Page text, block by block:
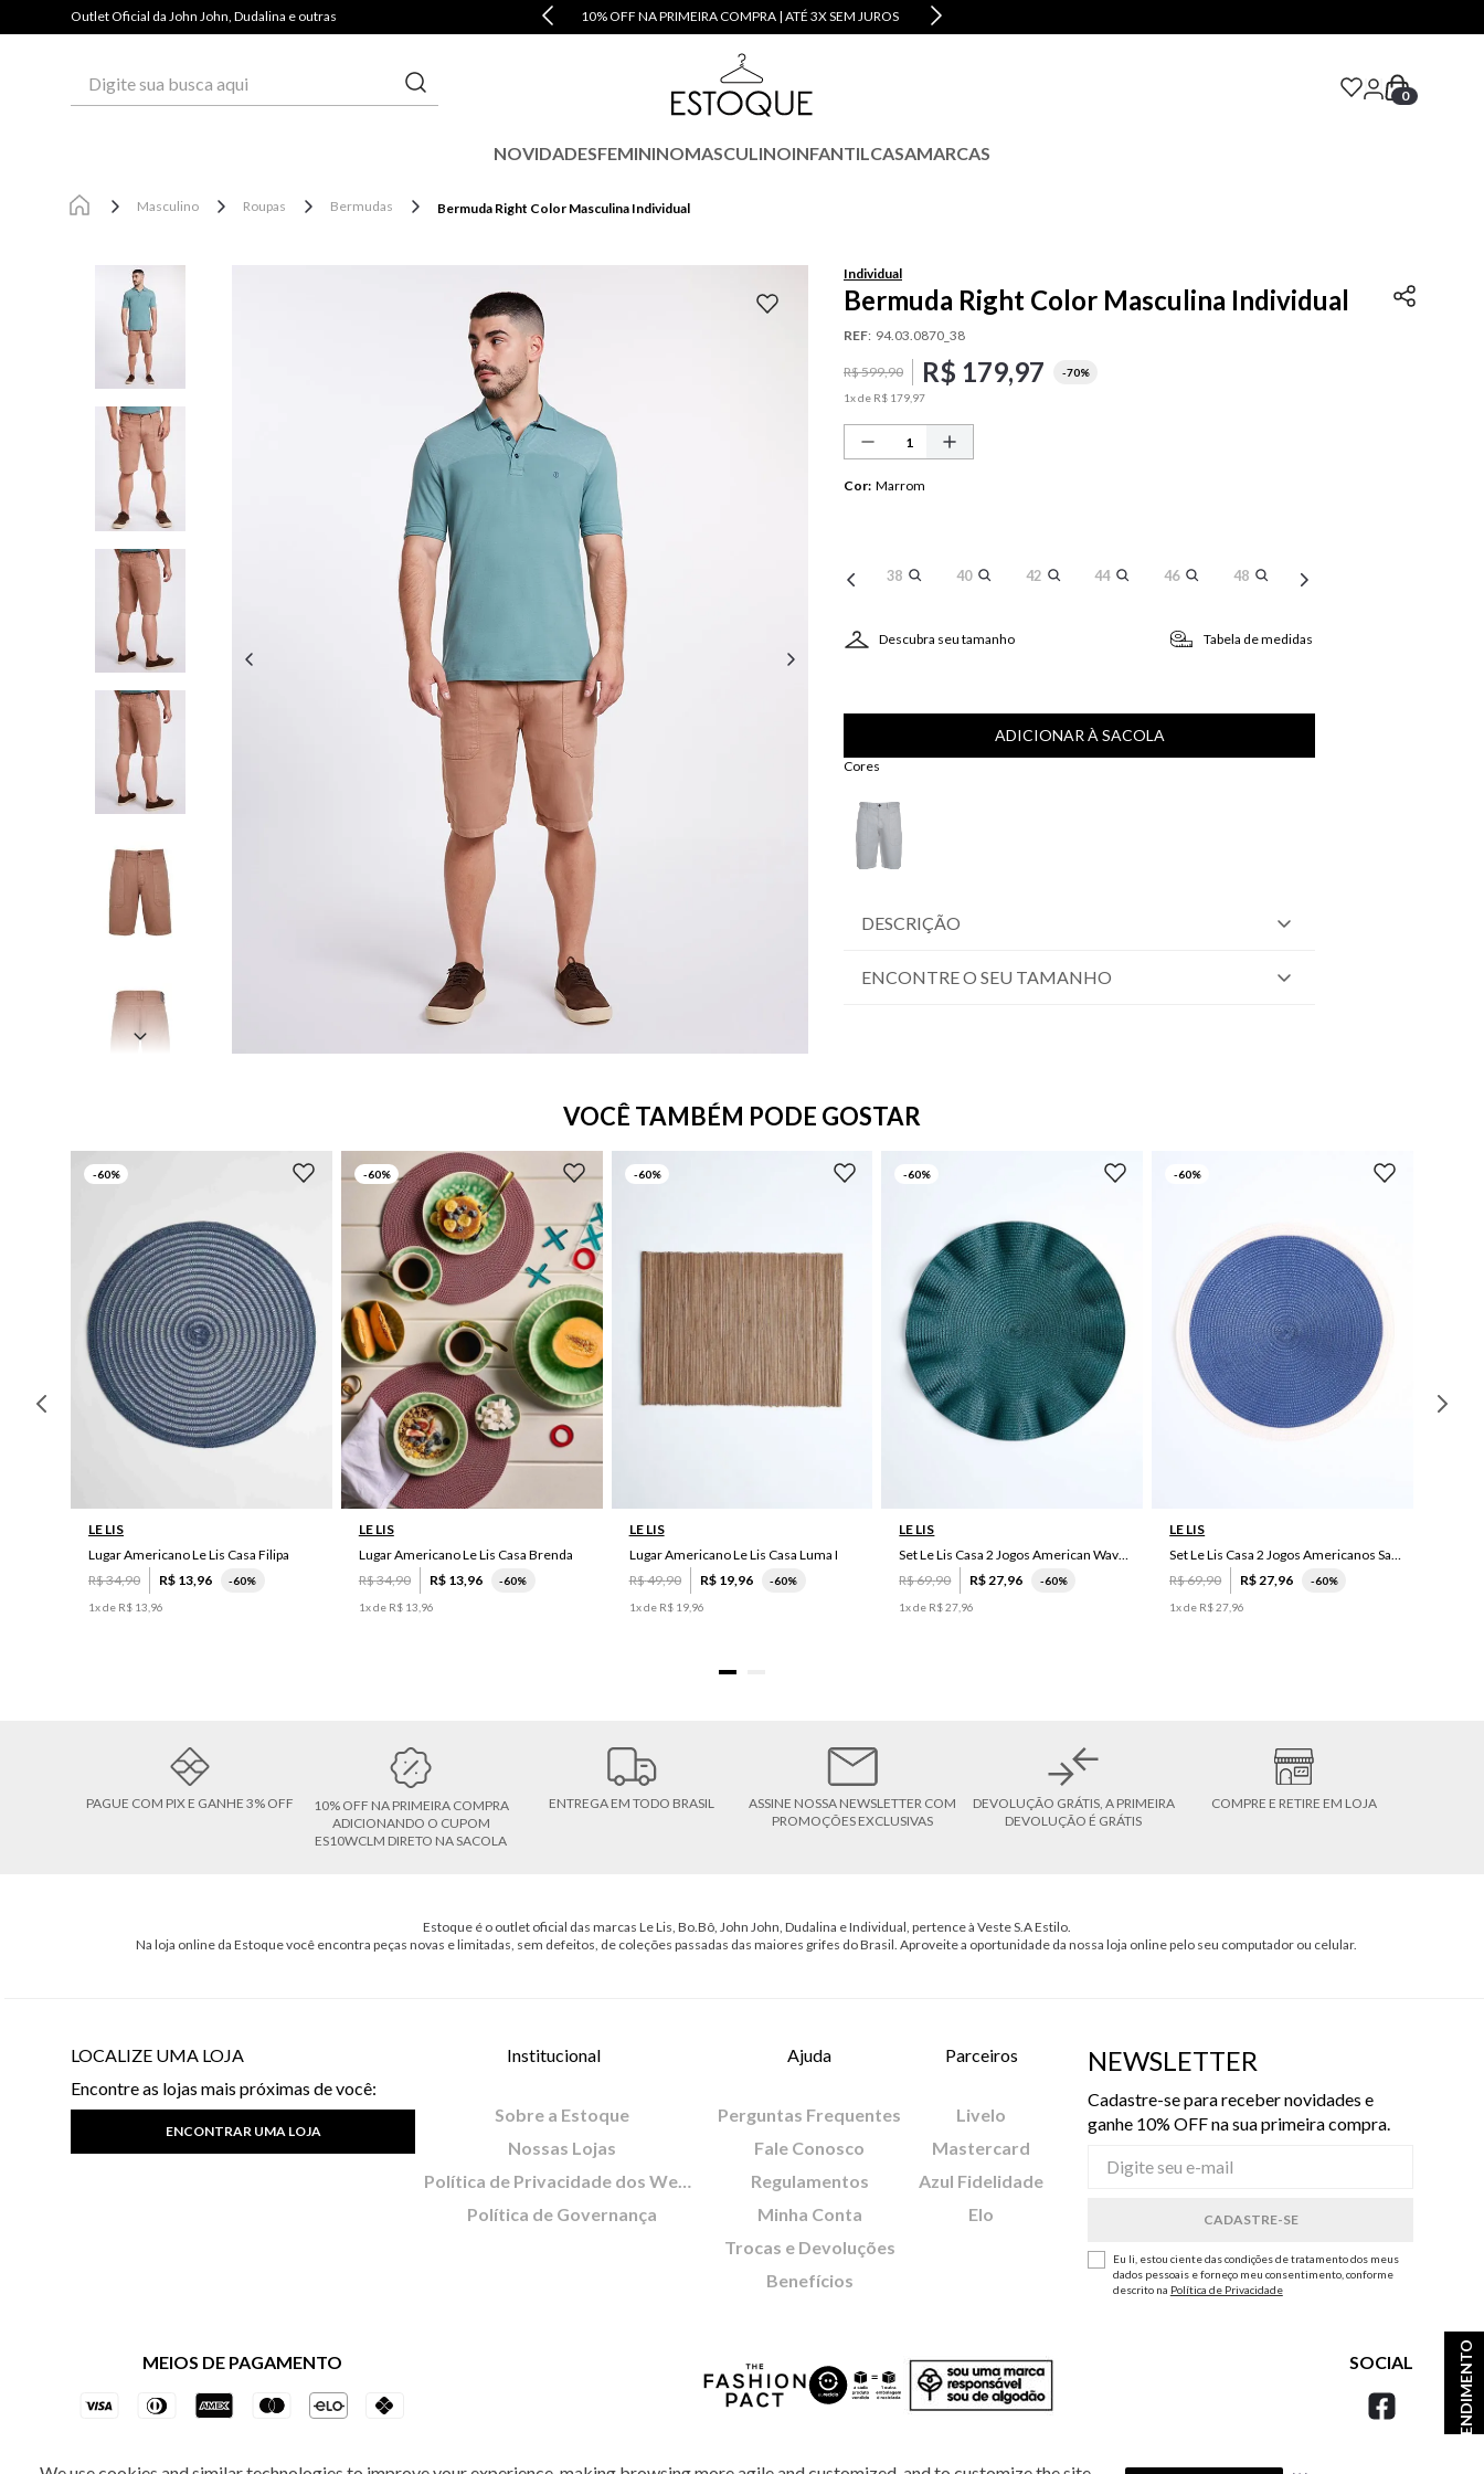
Outlet Oficial da John John, Dudalina e outrasPAGUE COM PIX E GANHE 3% OFF* 10% OFF NA PRIMEIRA COMPRA | ATÉ 3X SEM JUROS
0
NOVIDADESFEMININOMASCULINOINFANTILCASAMARCAS
ATENDIMENTO
Masculino Roupas Bermudas Bermuda Right Color Masculina Individual
Individual
Bermuda Right Color Masculina Individual
REF: 94.03.0870_38
R$599,90 R$ 179,97 -70%
1x de R$ 179 97
Cor: Marrom
38 40 42 44 46 48
Descubra seu tamanho Tabela de medidas
ADICIONAR À SACOLA
Cores
DESCRIÇÃO
ENCONTRE O SEU TAMANHO
VOCÊ TAMBÉM PODE GOSTAR
-60%
LE LIS
Lugar Americano Le Lis Casa Filipa
R$34,90 R$ 13,96 -60%
1x de R$ 13 96
-60%
UN
LE LIS
Lugar Americano Le Lis Casa Brenda
R$34,90 R$ 13,96 -60%
1x de R$ 13 96
-60%
LE LIS
Lugar Americano Le Lis Casa Luma I
R$49,90 R$ 19,96 -60%
1x de R$ 19, 96
-60%
LE LIS
Set Le Lis Casa 2 Jogos American Wave Green
R$69,90 R$27,96 -60%
1x de R$27 96
-60%
LE LIS
Set Le Lis Casa 2 Jogos Americanos Saruê II
R$69,90 R$27,96 -60%
1x de R$27 96
PAGUE COM PIX E GANHE 3% OFF
10% OFF NA PRIMEIRA COMPRA
ADICIONANDO O CUPOM
ES10WCLM DIRETO NA SACOLA
ENTREGA EM TODO BRASIL
ASSINE NOSSA NEWSLETTER COM
PROMOÇÕES EXCLUSIVAS
DEVOLUÇÃO GRÁTIS, A PRIMEIRA
DEVOLUÇÃO É GRÁTIS
COMPRE E RETIRE EM LOJA
Estoque é o outlet oficial das marcas Le Lis, Bo.Bô, John John, Dudalina e Individual, pertence à Veste S.A Estilo.
Na loja online da Estoque você encontra peças novas e limitadas, sem defeitos, de coleções passadas das maiores grifes do Brasil. Aproveite a oportunidade da nossa loja online pelo seu computador ou celular.
LOCALIZE UMA LOJA
Encontre as lojas mais próximas de você:
ENCONTRAR UMA LOJA
Institucional
Sobre a Estoque
Nossas Lojas
Política de Privacidade dos Websites
Política de Governança
Ajuda
Perguntas Frequentes
Fale Conosco
Regulamentos
Minha Conta
Trocas e Devoluções
Benefícios
Parceiros
Livelo
Mastercard
Azul Fidelidade
Elo
NEWSLETTER
Cadastre-se para receber novidades e
ganhe 10% OFF na sua primeira compra.
Eu li, estou ciente das condições de tratamento dos meus
dados pessoais e forneço meu consentimento, conforme
descrito na Política de Privacidade
MEIOS DE PAGAMENTO SOCIAL